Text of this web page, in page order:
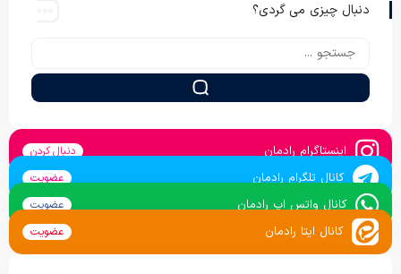
دنبال چیزی می گردی؟
اینستاگرام رادمان دنبال کردن
کانال تلگرام رادمان عضویت
کانال واتس اپ رادمان عضویت
کانال ایتا رادمان عضویت